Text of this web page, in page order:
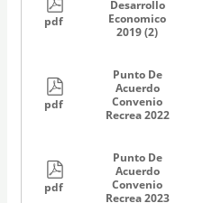
pdf
Desarrollo
Economico
2019 (2)
pdf
Punto De
Acuerdo
Convenio
Recrea 2022
pdf
Punto De
Acuerdo
Convenio
Recrea 2023